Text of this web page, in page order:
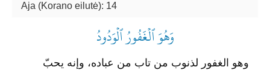
Aja (Korano eilutė): 14
وَهُوَ ٱلۡغَفُورُ ٱلۡوَدُودُ
وهو الغفور لذنوب من تاب من عباده، وإنه يحبّ